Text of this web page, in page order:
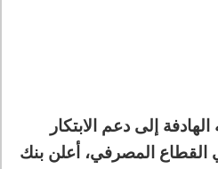
إلى دعم الابتكار
القطاع المصرفي، أعلن بنك